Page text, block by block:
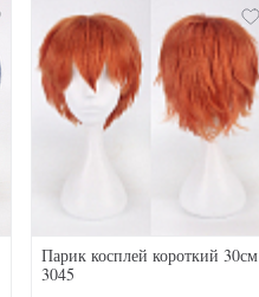
Парик косплей короткий 30см
3045